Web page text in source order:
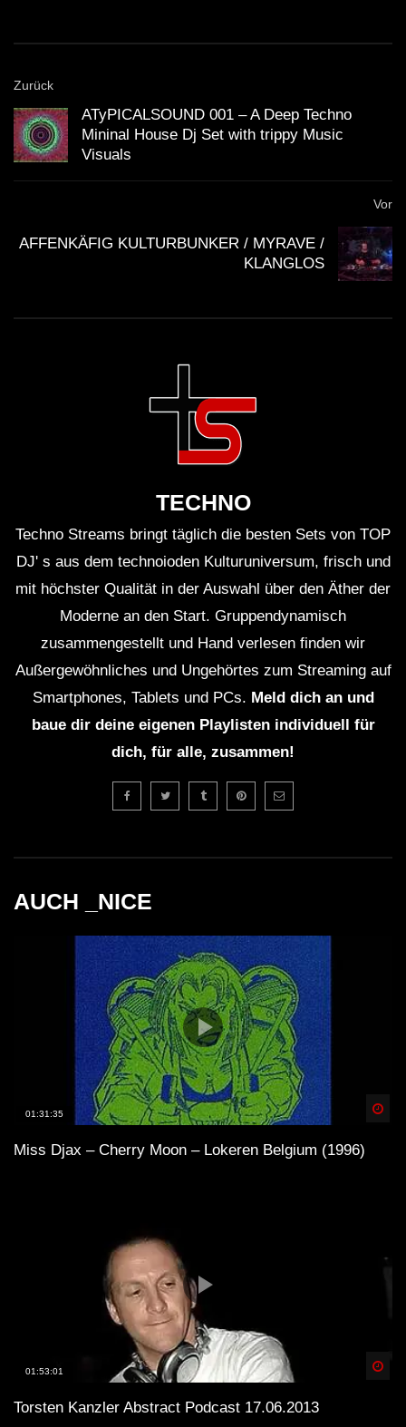
Zurück
ATyPICALSOUND 001 – A Deep Techno
Mininal House Dj Set with trippy Music
Visuals
Vor
AFFENKÄFIG KULTURBUNKER / MYRAVE /
KLANGLOS
TECHNO
Techno Streams bringt täglich die besten Sets von TOP
DJ' s aus dem technoioden Kulturuniversum, frisch und
mit höchster Qualität in der Auswahl über den Äther der
Moderne an den Start. Gruppendynamisch
zusammengestellt und Hand verlesen finden wir
Außergewöhnliches und Ungehörtes zum Streaming auf
Smartphones, Tablets und PCs. Meld dich an und
baue dir deine eigenen Playlisten individuell für
dich, für alle, zusammen!
AUCH _NICE
01:31:35
Miss Djax – Cherry Moon – Lokeren Belgium (1996)
01:53:01
Torsten Kanzler Abstract Podcast 17.06.2013